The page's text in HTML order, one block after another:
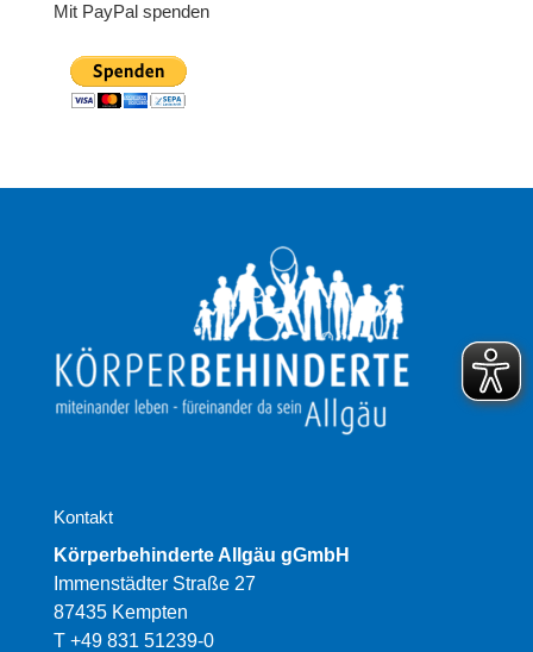
Mit PayPal spenden
Kontakt
Körperbehinderte Allgäu gGmbH
Immenstädter Straße 27
87435 Kempten
T +49 831 51239-0